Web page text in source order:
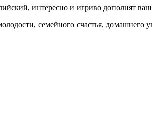
интересно и игриво дополнят ваш
семейного счастья, домашнего